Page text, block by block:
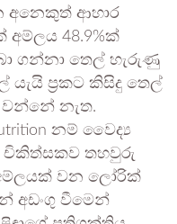
ආහාර
48.9%ක්
ගන්නා තෙල් හැරුණු
ප්‍රකට කිසිදු තෙල්
නැත.
නම් වෛද්‍ය
චිකිත්සකව තහවුරු
වන ලෝරික්
අඩංගු වීමෙන්